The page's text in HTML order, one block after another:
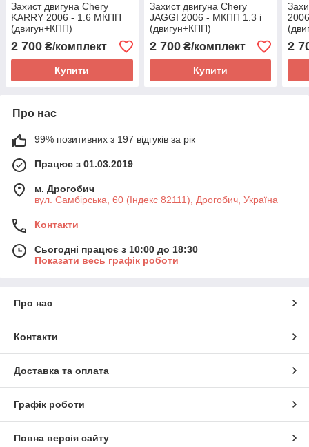
Захист двигуна Chery
KARRY 2006 - 1.6 МКПП
(двигун+КПП)
2 700 ₴/комплект
Купити
Захист двигуна Chery
JAGGI 2006 - МКПП 1.3 i
(двигун+КПП)
2 700₴/комплект
Купити
2
Про нас
99% позитивних з 197 відгуків за рік
Працює з 01.03.2019
м. Дрогобич
вул. Самбірська, 60 (Індекс 82111), Дрогобич, Україна
Контакти
Сьогодні працює з 10:00 до 18:30
Показати весь графік роботи
Про нас
Контакти
Доставка та оплата
Графік роботи
Повна версія сайту